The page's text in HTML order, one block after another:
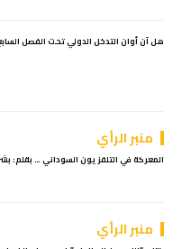
هل آن أوان التدخل الدولي تحت الفصل
منبر الرأي
المعركة في التلفزيون السوداني … بقلم:
منبر الرأي